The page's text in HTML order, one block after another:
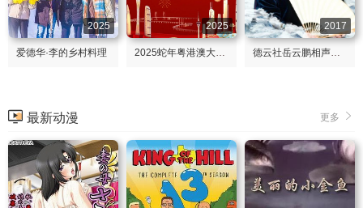
2025
爱德华·李的乡村料理
2025
2025蛇年粤港澳大湾区春节晚会
2017
德云社岳云鹏相声专场悉尼站2017
更多
最新动漫